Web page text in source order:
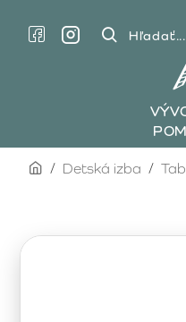
Hľadať...
homeDetská izba